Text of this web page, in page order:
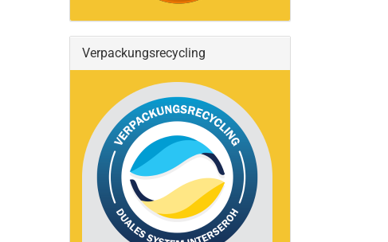
Verpackungsrecycling